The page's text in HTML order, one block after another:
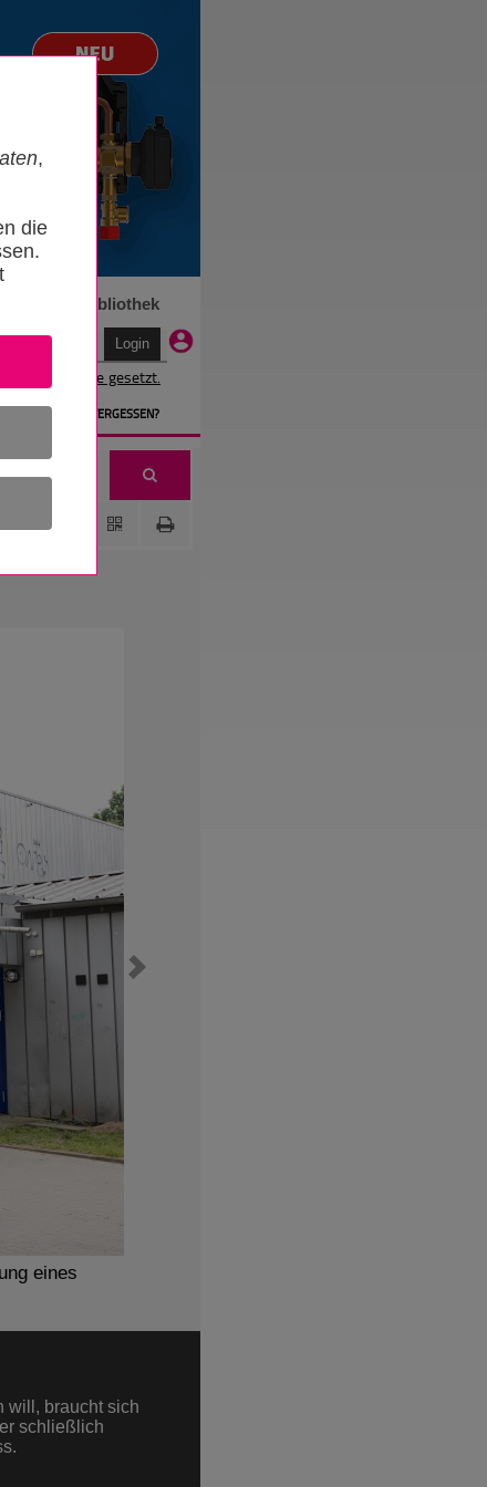
,
die
Bibliothek
wird ein Cookie gesetzt.
» PASSWORT VERGESSEN?
eines
will, braucht sich
schließlich